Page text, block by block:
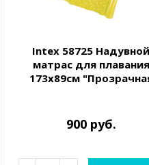
Intex 58725 Надувной
матрас для плавания
173х89см
900 руб.